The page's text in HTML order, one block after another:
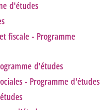
d'études
fiscale - Programme
d'études
- Programme d'études